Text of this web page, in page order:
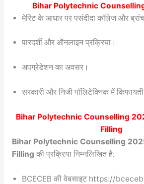
Bihar Polytechnic
मेरिट के आधार पर पसंदीदा कॉलेज और
पारदर्शी और ऑनलाइन प्रक्रिया।
अपग्रेडेशन का अवसर।
सरकारी और निजी पॉलिटेक्निक में किफायती
Bihar Polytechnic Counselling
Filling
Bihar Polytechnic Counselling
Filling की प्रक्रिया निम्नलिखित है:
BCECEB की वेबसाइट https://